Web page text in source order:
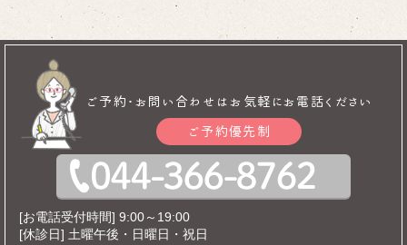
ご予約･お問い合わせはお気軽にお電話ください
ご予約優先制
[お電話受付時間] 9:00～19:00
[休診日] 土曜午後・日曜日・祝日